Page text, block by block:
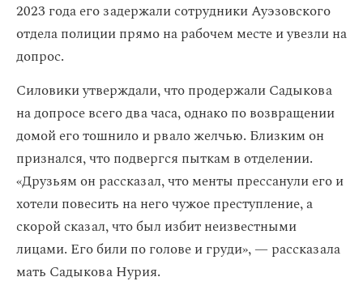
2023 года его задержали сотрудники Ауэзовского
отдела полиции прямо на рабочем месте и увезли на
допрос.
Силовики утверждали, что продержали Садыкова
на допросе всего два часа, однако по возвращении
домой его тошнило и рвало желчью. Близким он
признался, что подвергся пыткам в отделении.
«Друзьям он рассказал, что менты прессанули его и
хотели повесить на него чужое преступление, а
скорой сказал, что был избит неизвестными
лицами. Его били по голове и груди», — рассказала
мать Садыкова Нурия.